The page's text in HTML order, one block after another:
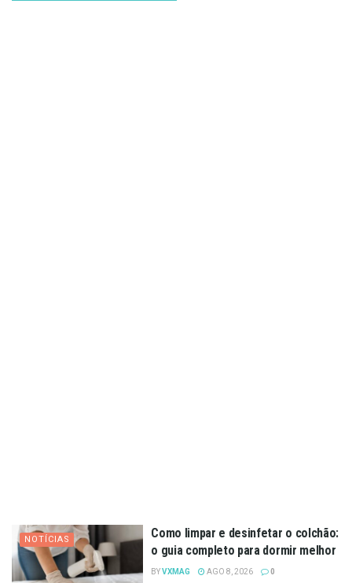
NOTÍCIAS
Como limpar e desinfetar o colchão:
o guia completo para dormir melhor
BYVXMAG AGO 8, 2026 0